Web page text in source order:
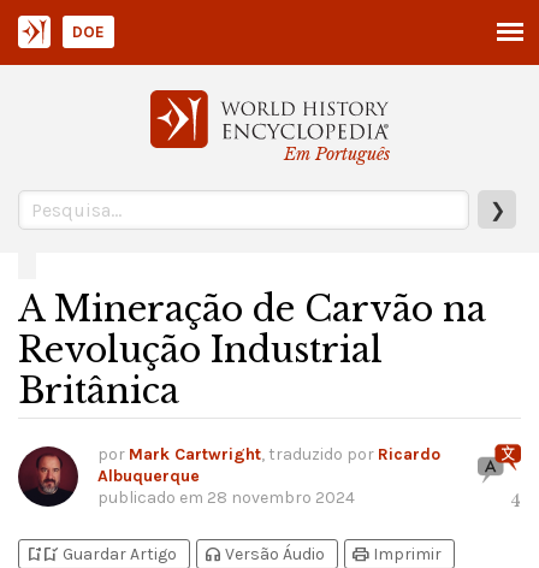
Em Português
❯
DOE
A Mineração de Carvão na
Revolução Industrial
Britânica
por Mark Cartwright, traduzido por Ricardo
Albuquerque
publicado em 28 novembro 2024 4
bookmark_addbookmark_added Guardar Artigo headphones Versão Áudio print Imprimir